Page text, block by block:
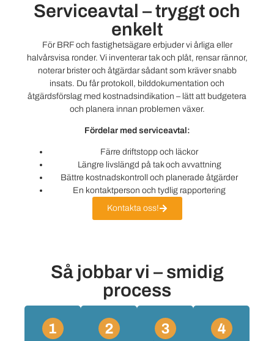
Serviceavtal – tryggt och
enkelt
För BRF och fastighetsägare erbjuder vi årliga eller
halvårsvisa ronder. Vi inventerar tak och plåt, rensar rännor,
noterar brister och åtgärdar sådant som kräver snabb
insats. Du får protokoll, bilddokumentation och
åtgärdsförslag med kostnadsindikation – lätt att budgetera
och planera innan problemen växer.
Fördelar med serviceavtal:
Färre driftstopp och läckor
Längre livslängd på tak och avvattning
Bättre kostnadskontroll och planerade åtgärder
En kontaktperson och tydlig rapportering
Kontakta oss!
Så jobbar vi – smidig
process